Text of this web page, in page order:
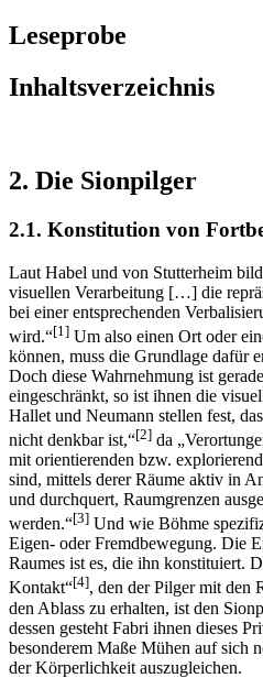
Leseprobe
Inhaltsverzeichnis
2. Die Sionpilger
2.1. Konstitution von
Laut Habel und von Stutterheim
visuellen Verarbeitung […] die
bei einer entsprechenden
wird.“[1] Um also einen Ort oder
können, muss die Grundlage dafür
Doch diese Wahrnehmung ist
eingeschränkt, so ist ihnen die
Hallet und Neumann stellen fest,
nicht denkbar ist,“[2] da
mit orientierenden bzw.
sind, mittels derer Räume aktiv in
und durchquert, Raumgrenzen
werden.“[3] Und wie Böhme
Eigen- oder Fremdbewegung. Die
Raumes ist es, die ihn konstituiert.
Kontakt“[4], den der Pilger mit den
den Ablass zu erhalten, ist den
dessen gesteht Fabri ihnen dieses
besonderem Maße Mühen auf sich
der Körperlichkeit auszugleichen.